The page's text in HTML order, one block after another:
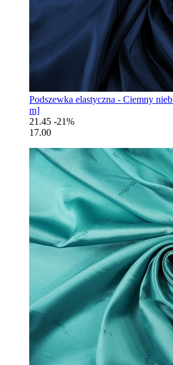
Podszewka elastyczna - Ciemny
m]
21.45 -21%
17.00